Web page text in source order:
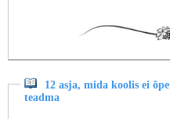
12 asja, mida koolis ei
teadma